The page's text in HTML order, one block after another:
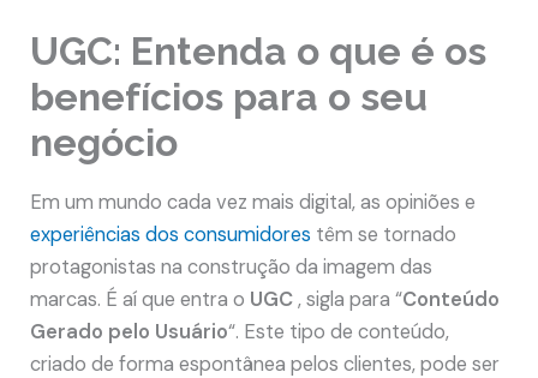
UGC: Entenda o que é os
benefícios para o seu
negócio
Em um mundo cada vez mais digital, as opiniões e
experiências dos consumidores têm se tornado
protagonistas na construção da imagem das
marcas. É aí que entra o UGC, sigla para “Conteúdo
Gerado pelo Usuário“. Este tipo de conteúdo,
criado de forma espontânea pelos clientes, pode ser